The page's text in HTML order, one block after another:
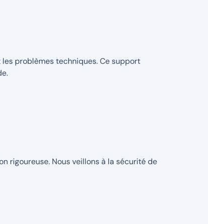
problèmes techniques. Ce support
rigoureuse. Nous veillons à la sécurité de